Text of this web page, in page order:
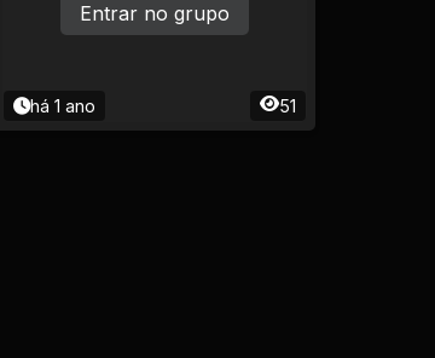
há 1 ano 51
Entrar no grupo